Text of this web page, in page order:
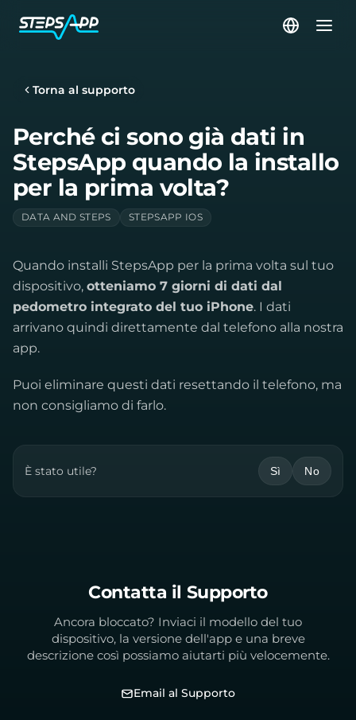
Torna al supporto
Perché ci sono già dati in
StepsApp quando la installo
per la prima volta?
DATA AND STEPS STEPSAPP IOS
Quando installi StepsApp per la prima volta sul tuo
dispositivo, otteniamo 7 giorni di dati dal
pedometro integrato del tuo iPhone. I dati
arrivano quindi direttamente dal telefono alla nostra
app.
Puoi eliminare questi dati resettando il telefono, ma
non consigliamo di farlo.
È stato utile? Sì No
Contatta il Supporto
Ancora bloccato? Inviaci il modello del tuo
dispositivo, la versione dell'app e una breve
descrizione così possiamo aiutarti più velocemente.
Email al Supporto